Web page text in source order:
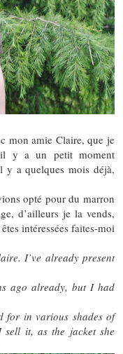
mon amie Claire, que je
y a un petit moment
y a quelques mois déjà,
opté pour du marron
d’ailleurs je la vends,
intéressées faites-moi
I’ve already present
ago already, but I had
for in various shades of
sell it, as the jacket she